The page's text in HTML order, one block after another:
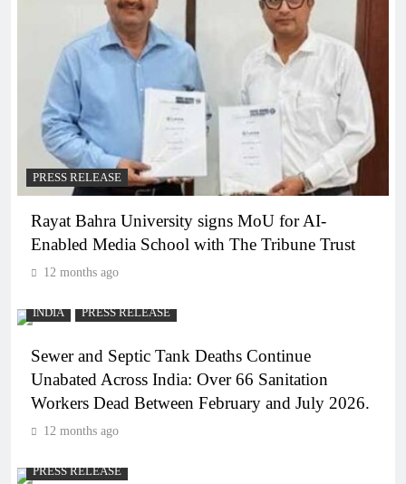
PRESS RELEASE
Rayat Bahra University signs MoU for AI-
Enabled Media School with The Tribune Trust
12 months ago
INDIA PRESS RELEASE
Sewer and Septic Tank Deaths Continue
Unabated Across India: Over 66 Sanitation
Workers Dead Between February and July 2026.
12 months ago
PRESS RELEASE